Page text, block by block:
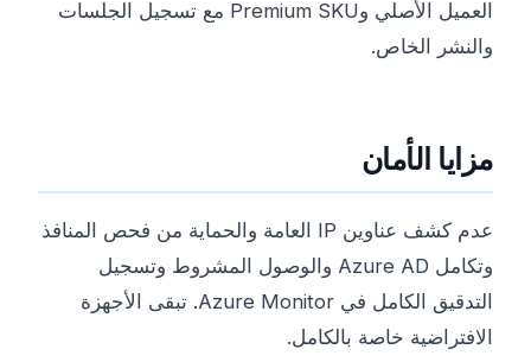
العميل الأصلي وPremium SKU مع تسجيل الجلسات
والنشر الخاص.
مزايا الأمان
عدم كشف عناوين IP العامة والحماية من فحص المنافذ
وتكامل Azure AD والوصول المشروط وتسجيل
التدقيق الكامل في Azure Monitor. تبقى الأجهزة
الافتراضية خاصة بالكامل.